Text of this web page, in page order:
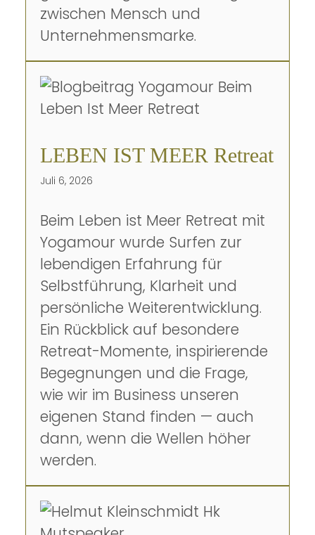
zwischen Mensch und
Unternehmensmarke.
LEBEN IST MEER Retreat
Juli 6, 2026
Beim Leben ist Meer Retreat mit
Yogamour wurde Surfen zur
lebendigen Erfahrung für
Selbstführung, Klarheit und
persönliche Weiterentwicklung.
Ein Rückblick auf besondere
Retreat-Momente, inspirierende
Begegnungen und die Frage,
wie wir im Business unseren
eigenen Stand finden — auch
dann, wenn die Wellen höher
werden.